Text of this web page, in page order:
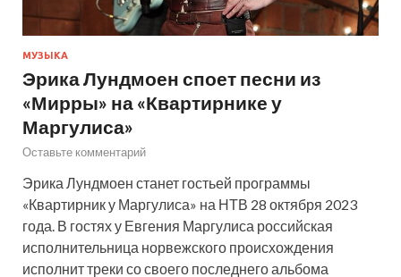
МУЗЫКА
Эрика Лундмоен споет песни из
«Мирры» на «Квартирнике у
Маргулиса»
Оставьте комментарий
Эрика Лундмоен станет гостьей программы
«Квартирник у Маргулиса» на НТВ 28 октября 2023
года. В гостях у Евгения Маргулиса российская
исполнительница норвежского происхождения
исполнит треки со своего последнего альбома